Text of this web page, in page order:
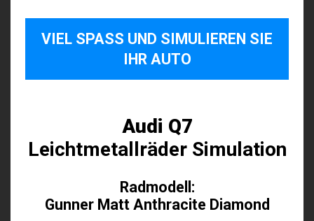
VIEL SPASS UND SIMULIEREN SIE I
HR AUTO
Audi Q7
Leichtmetallräder Simulation
Radmodell:
Gunner Matt Anthracite Diamond